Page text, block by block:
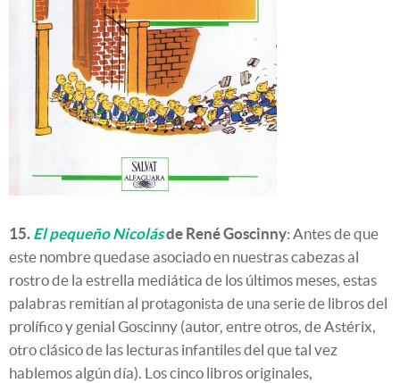
15. El pequeño Nicolásde René Goscinny: Antes de que
este nombre quedase asociado en nuestras cabezas al
rostro de la estrella mediática de los últimos meses, estas
palabras remitían al protagonista de una serie de libros del
prolífico y genial Goscinny (autor, entre otros, de Astérix,
otro clásico de las lecturas infantiles del que tal vez
hablemos algún día). Los cinco libros originales,